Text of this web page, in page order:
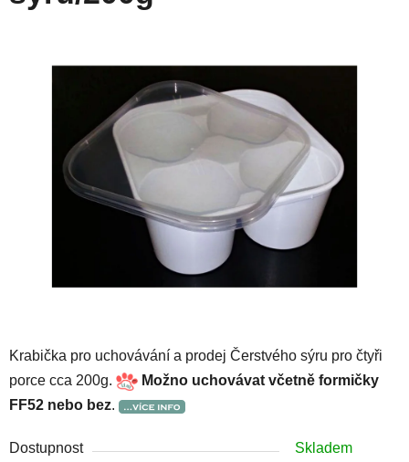
Krabička pro uchovávání a prodej Čerstvého sýru pro čtyři
porce cca 200g.
Možno uchovávat včetně formičky
FF52 nebo bez.
Dostupnost
Skladem